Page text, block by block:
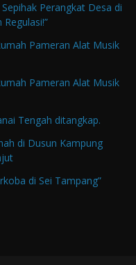
Perangkat Desa di
Pameran Alat Musik
Pameran Alat Musik
Tengah ditangkap.
di Dusun Kampung
di Sei Tampang”